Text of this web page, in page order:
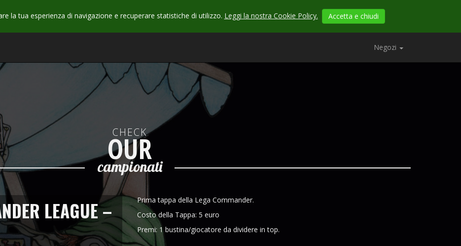
la tua esperienza di navigazione e recuperare statistiche di utilizzo. Leggi la nostra Cookie Policy. Accetta e chiudi
Negozi
CHECK
OUR
campionati
LEAGUE –
Prima tappa della Lega Commander.
Costo della Tappa: 5 euro
Premi: 1 bustina/giocatore da dividere in top.